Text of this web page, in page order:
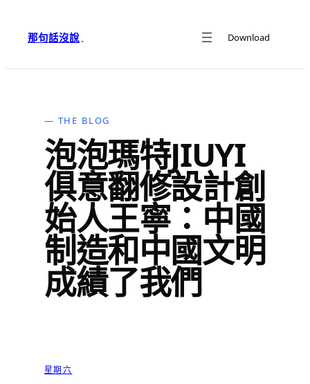
內
那句話沒說· Download
— THE BLOG
泡泡瑪特JIUYI
俱意翻修設計創
始人王寧：中國
制造和中國文明
成績了我們
星期六